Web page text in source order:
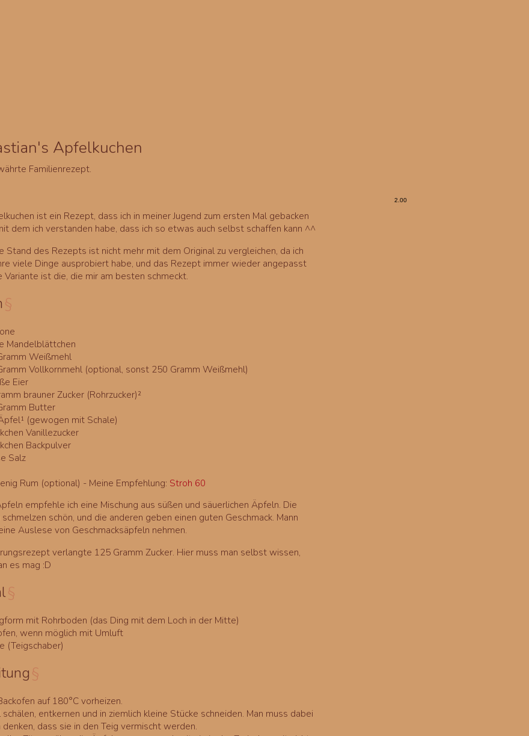
Apfelkuchen
Familienrezept.
ist ein Rezept, dass ich in meiner Jugend zum ersten Mal gebacken
dem ich verstanden habe, dass ich so etwas auch selbst schaffen kann ^^
Stand des Rezepts ist nicht mehr mit dem Original zu vergleichen, da ich
viele Dinge ausprobiert habe, und das Rezept immer wieder angepasst
Variante ist die, die mir am besten schmeckt.
§
Mandelblättchen
Weißmehl
Vollkornmehl (optional, sonst 250 Gramm Weißmehl)
Eier
brauner Zucker (Rohrzucker)²
Butter
(gewogen mit Schale)
Vanillezucker
Backpulver
Salz
Rum (optional) - Meine Empfehlung: Stroh 60
empfehle ich eine Mischung aus süßen und säuerlichen Äpfeln. Die
schön, und die anderen geben einen guten Geschmack. Mann
Auslese von Geschmacksäpfeln nehmen.
verlangte 125 Gramm Zucker. Hier muss man selbst wissen,
es mag :D
§
mit Rohrboden (das Ding mit dem Loch in der Mitte)
wenn möglich mit Umluft
(Teigschaber)
§
auf 180°C vorheizen.
entkernen und in ziemlich kleine Stücke schneiden. Man muss dabei
denken, dass sie in den Teig vermischt werden.